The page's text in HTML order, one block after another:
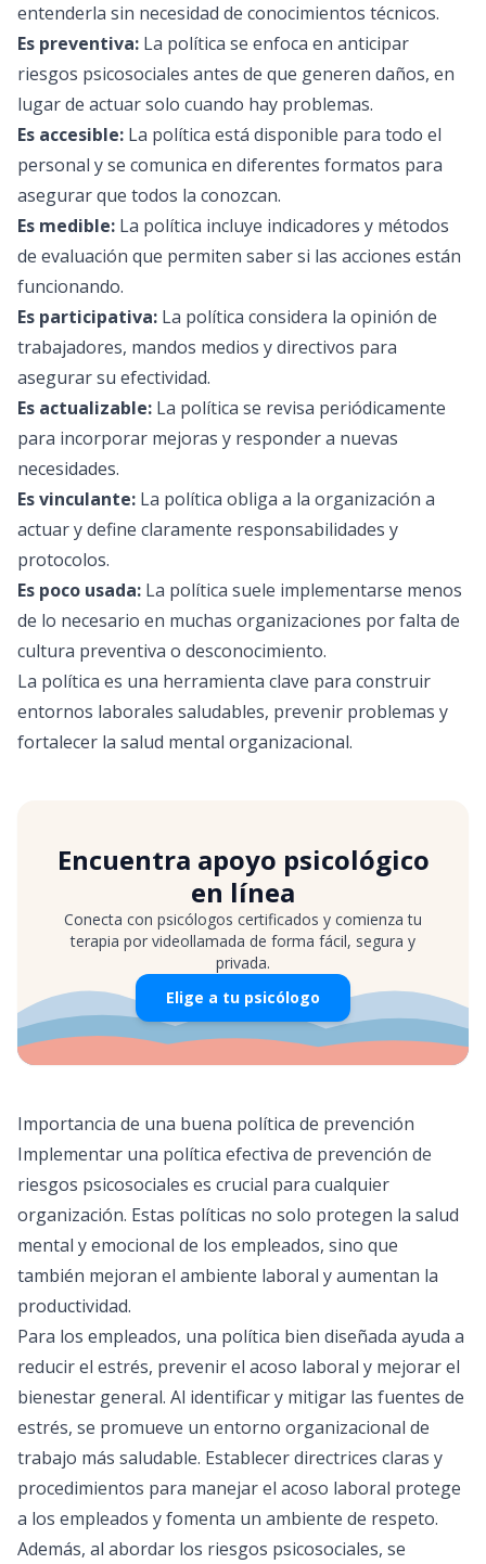
entenderla sin necesidad de conocimientos técnicos.
Es preventiva: La política se enfoca en anticipar
riesgos psicosociales antes de que generen daños, en
lugar de actuar solo cuando hay problemas.
Es accesible: La política está disponible para todo el
personal y se comunica en diferentes formatos para
asegurar que todos la conozcan.
Es medible: La política incluye indicadores y métodos
de evaluación que permiten saber si las acciones están
funcionando.
Es participativa: La política considera la opinión de
trabajadores, mandos medios y directivos para
asegurar su efectividad.
Es actualizable: La política se revisa periódicamente
para incorporar mejoras y responder a nuevas
necesidades.
Es vinculante: La política obliga a la organización a
actuar y define claramente responsabilidades y
protocolos.
Es poco usada: La política suele implementarse menos
de lo necesario en muchas organizaciones por falta de
cultura preventiva o desconocimiento.
La política es una herramienta clave para construir
entornos laborales saludables, prevenir problemas y
fortalecer la salud mental organizacional.
Encuentra apoyo psicológico
en línea
Conecta con psicólogos certificados y comienza tu
terapia por videollamada de forma fácil, segura y
privada.
Elige a tu psicólogo
Importancia de una buena política de prevención
Implementar una política efectiva de prevención de
riesgos psicosociales es crucial para cualquier
organización. Estas políticas no solo protegen la salud
mental y emocional de los empleados, sino que
también mejoran el ambiente laboral y aumentan la
productividad.
Para los empleados, una política bien diseñada ayuda a
reducir el estrés, prevenir el acoso laboral y mejorar el
bienestar general. Al identificar y mitigar las fuentes de
estrés, se promueve un entorno organizacional de
trabajo más saludable. Establecer directrices claras y
procedimientos para manejar el acoso laboral protege
a los empleados y fomenta un ambiente de respeto.
Además, al abordar los riesgos psicosociales, se